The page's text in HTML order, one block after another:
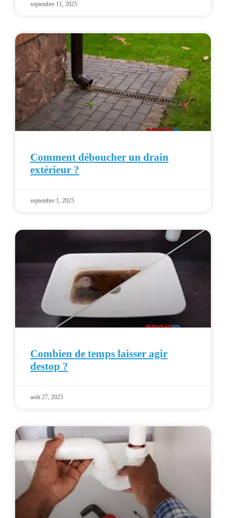
septembre 11, 2025
Comment déboucher un drain
extérieur ?
septembre 1, 2025
Combien de temps laisser agir
destop ?
août 27, 2025